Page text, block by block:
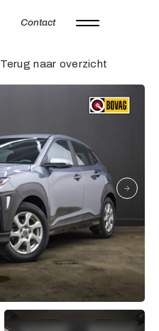
Contact
Terug naar overzicht